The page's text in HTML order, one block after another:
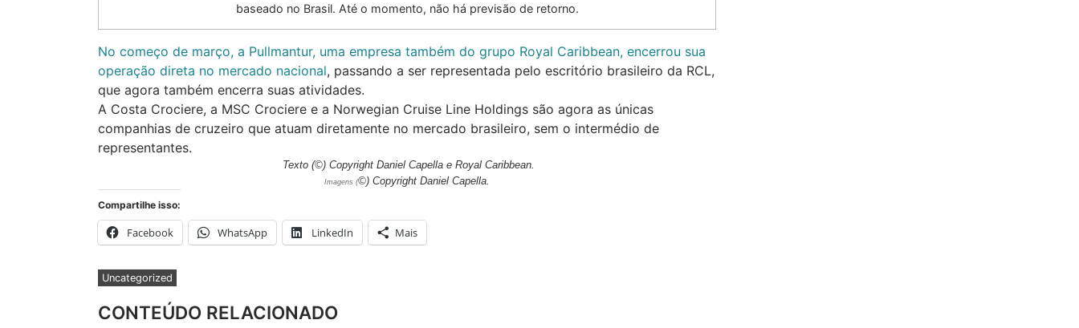
baseado no Brasil. Até o momento, não há previsão de retorno.
No começo de março, a Pullmantur, uma empresa também do grupo Royal Caribbean, encerrou sua
operação direta no mercado nacional, passando a ser representada pelo escritório brasileiro da RCL,
que agora também encerra suas atividades.
A Costa Crociere, a MSC Crociere e a Norwegian Cruise Line Holdings são agora as únicas
companhias de cruzeiro que atuam diretamente no mercado brasileiro, sem o intermédio de
representantes.
Texto (©) Copyright Daniel Capella e Royal Caribbean.
Imagens (©) Copyright Daniel Capella.
Compartilhe isso:
Facebook WhatsApp LinkedIn Mais
Uncategorized
CONTEÚDO RELACIONADO